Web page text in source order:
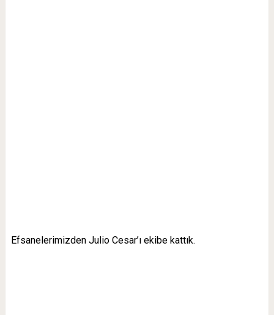
Efsanelerimizden Julio Cesar’ı ekibe kattık.